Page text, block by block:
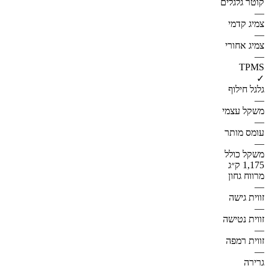
—
צמיג קדמי
—
צמיג אחורי
—
TPMS
✓
גלגל חילוף
—
משקל עצמי
—
עומס מותר
—
משקל כולל
1,175 ק״ג
מרווח גחון
—
זווית גישה
—
זווית נטישה
—
זווית רמפה
—
גרירה